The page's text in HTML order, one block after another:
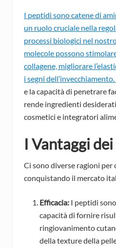
I peptidi sono catene di
un ruolo cruciale nella
processi biologici nel
molecole possono
collagene, migliorare
i segni dell’invecchiamento.
e la capacità di penetrare
rende ingredienti
cosmetici e integratori
I Vantaggi
Ci sono diverse ragioni
conquistando il mercato
Efficacia: I peptidi
capacità di fornire
ringiovanimento
della texture della